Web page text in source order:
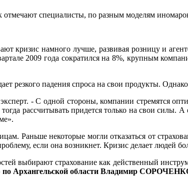
специалисты, по разным моделям
кризис намного лучше, развивая розницу и
2009 года сократился на 8%, крупным
резкого падения спроса на свои продукты.
- С одной стороны, компании стремятся
рассчитывать придется только на свои силы.
Раньше некоторые могли отказаться от
если она возникнет. Кризис делает людей
выбирают страхование как действенный
по Архангельской области Владимир